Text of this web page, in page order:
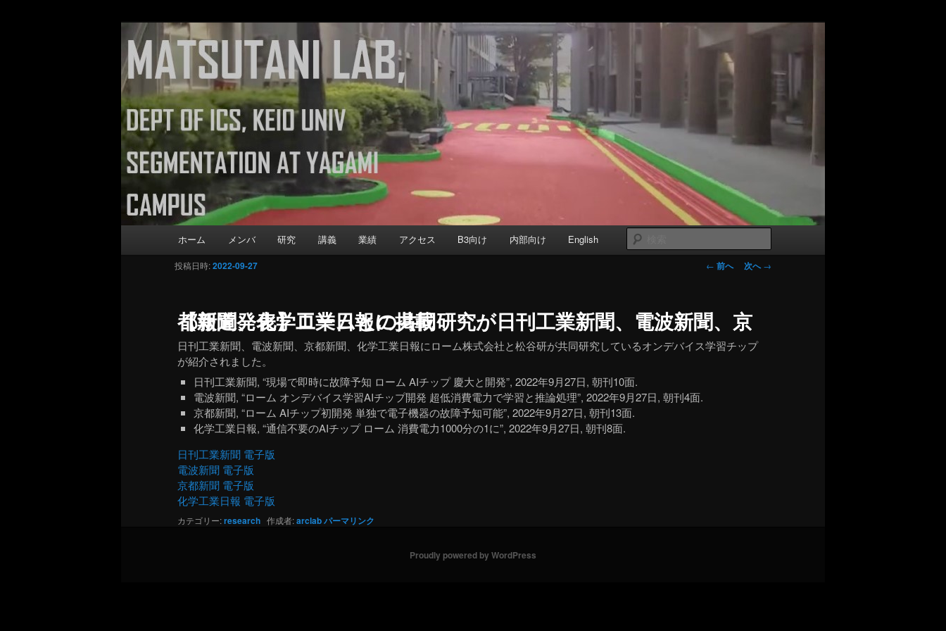
Matsutani Lab
Department of Information and Computer Science, Keio University
ホーム メンバ 研究 講義 業績 アクセス B3向け 内部向け English
投稿ナビゲー
← 前へ 次へ→
【報道発表】ロームとの共同研究が日刊工業新聞、電波新聞、京都新聞、化学工業日報に掲載
投稿日時:2022-09-27
日刊工業新聞、電波新聞、京都新聞、化学工業日報にローム株式会社と松谷研が共同研究しているオンデバイス学習チップ
が紹介されました。
日刊工業新聞, “現場で即時に故障予知 ローム AIチップ 慶大と開発”, 2022年9月27日, 朝刊10面.
電波新聞, “ローム オンデバイス学習AIチップ開発 超低消費電力で学習と推論処理”, 2022年9月27日, 朝刊4面.
京都新聞, “ローム AIチップ初開発 単独で電子機器の故障予知可能”, 2022年9月27日, 朝刊13面.
化学工業日報, “通信不要のAIチップ ローム 消費電力1000分の1に”, 2022年9月27日, 朝刊8面.
日刊工業新聞 電子版
電波新聞 電子版
京都新聞 電子版
化学工業日報 電子版
カテゴリー:research 作成者:arclabパーマリンク
Proudly powered by WordPress